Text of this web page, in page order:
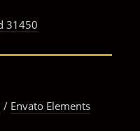
31450
/ Envato Elements